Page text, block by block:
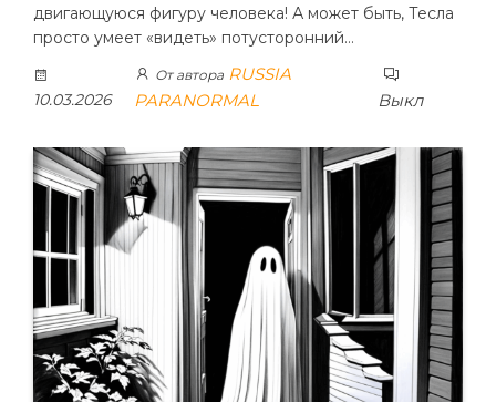
двигающуюся фигуру человека! А может быть, Тесла
просто умеет «видеть» потусторонний…
10.03.2026
От автора RUSSIA
PARANORMAL
Выкл